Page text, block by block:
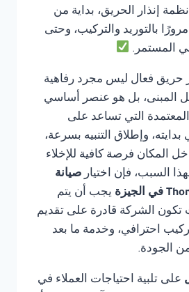
إنذار الحريق، بداية من
بالتوريد والتركيب، وحتى
المستمر.
حريق فعال ليس مجرد رفاهية
المبنى، بل هو عنصر أساسي
التي تساعد على
وإطلاق التنبيه بسرعة،
المكان فرصة كافية للإخلاء
السبب، فإن اختيار صيانة
يجب أن يتم
تكون الشركة قادرة على تقديم
احترافي، وخدمة ما بعد
الجودة.
على تلبية احتياجات العملاء في